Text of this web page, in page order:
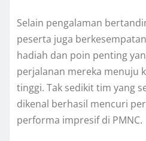
Selain pengalaman
peserta juga
hadiah dan poin penting
perjalanan mereka menuju
tinggi. Tak sedikit tim yang
dikenal berhasil mencuri
performa impresif di PMNC.